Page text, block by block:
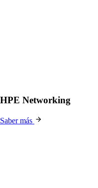
HPE Networking
Saber más